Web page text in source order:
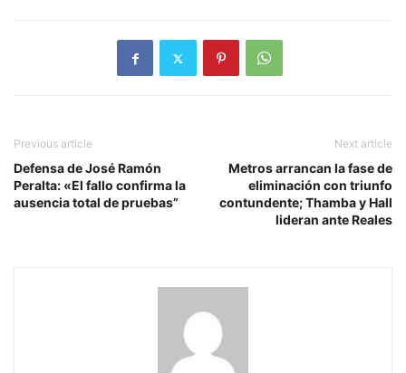
Previous article
Defensa de José Ramón
Peralta: «El fallo confirma la
ausencia total de pruebas”
Next article
Metros arrancan la fase de
eliminación con triunfo
contundente; Thamba y Hall
lideran ante Reales